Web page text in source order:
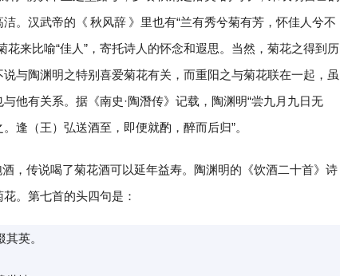
。汉武帝的《 秋风辞 》里也有“兰有秀兮菊有芳，怀佳人兮不
花来比喻“佳人”，寄托诗人的怀念和遐思。当然，菊花之得到历
与陶渊明之特别喜爱菊花有关，而重阳之与菊花联在一起，虽
他有关系。据《南史·陶潛传》记载，陶渊明“尝九月九日无
逢（王）弘送酒至，即便就酌，醉而后归”。
，传说喝了菊花酒可以延年益寿。陶渊明的《饮酒二十首》诗
。第七首的头四句是：
英。